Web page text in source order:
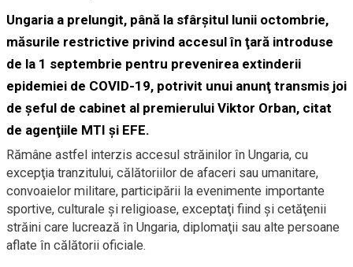
Ungaria a prelungit, până la sfârşitul lunii octombrie,
măsurile restrictive privind accesul în ţară introduse
de la 1 septembrie pentru prevenirea extinderii
epidemiei de COVID-19, potrivit unui anunţ transmis joi
de şeful de cabinet al premierului Viktor Orban, citat
de agenţiile MTI şi EFE.
Rămâne astfel interzis accesul străinilor în Ungaria, cu
excepţia tranzitului, călătoriilor de afaceri sau umanitare,
convoaielor militare, participării la evenimente importante
sportive, culturale şi religioase, exceptaţi fiind şi cetăţenii
străini care lucrează în Ungaria, diplomaţii sau alte persoane
aflate în călătorii oficiale.